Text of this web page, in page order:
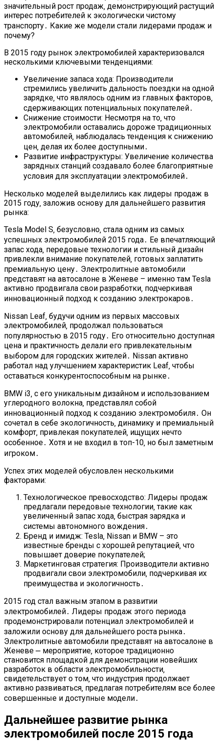
значительный рост продаж‚ демонстрирующий растущий
интерес потребителей к экологически чистому
транспорту․ Какие же модели стали лидерами продаж и
почему?
В 2015 году рынок электромобилей характеризовался
несколькими ключевыми тенденциями:
Увеличение запаса хода: Производители
стремились увеличить дальность поездки на одной
зарядке‚ что являлось одним из главных факторов‚
сдерживающих потенциальных покупателей․
Снижение стоимости: Несмотря на то‚ что
электромобили оставались дороже традиционных
автомобилей‚ наблюдалась тенденция к снижению
цен‚ делая их более доступными․
Развитие инфраструктуры: Увеличение количества
зарядных станций создавало более благоприятные
условия для эксплуатации электромобилей․
Несколько моделей выделились как лидеры продаж в
2015 году‚ заложив основу для дальнейшего развития
рынка:
Tesla Model S‚ безусловно‚ стала одним из самых
успешных электромобилей 2015 года․ Ее впечатляющий
запас хода‚ передовые технологии и стильный дизайн
привлекли внимание покупателей‚ готовых заплатить
премиальную цену․ Электролитные автомобили
представят на автосалоне в Женеве – именно там Tesla
активно продвигала свои разработки‚ подчеркивая
инновационный подход к созданию электрокаров․
Nissan Leaf‚ будучи одним из первых массовых
электромобилей‚ продолжал пользоваться
популярностью в 2015 году․ Его относительно доступная
цена и практичность делали его привлекательным
выбором для городских жителей․ Nissan активно
работал над улучшением характеристик Leaf‚ чтобы
оставаться конкурентоспособным на рынке․
BMW i3‚ с его уникальным дизайном и использованием
углеродного волокна‚ представлял собой
инновационный подход к созданию электромобиля․ Он
сочетал в себе экологичность‚ динамику и премиальный
комфорт‚ привлекая покупателей‚ ищущих нечто
особенное․ Хотя и не входил в топ-10‚ но был заметным
игроком․
Успех этих моделей обусловлен несколькими
факторами:
Технологическое превосходство: Лидеры продаж
предлагали передовые технологии‚ такие как
увеличенный запас хода‚ быстрая зарядка и
системы автономного вождения․
Бренд и имидж: Tesla‚ Nissan и BMW – это
известные бренды с хорошей репутацией‚ что
повышает доверие покупателей;
Маркетинговая стратегия: Производители активно
продвигали свои электромобили‚ подчеркивая их
преимущества и экологичность․
2015 год стал важным этапом в развитии
электромобилей․ Лидеры продаж этого периода
продемонстрировали потенциал электромобилей и
заложили основу для дальнейшего роста рынка․
Электролитные автомобили представят на автосалоне в
Женеве ⎼ мероприятие‚ которое традиционно
становится площадкой для демонстрации новейших
разработок в области электромобильности‚
свидетельствует о том‚ что индустрия продолжает
активно развиваться‚ предлагая потребителям все более
совершенные и доступные модели․
Дальнейшее развитие рынка
электромобилей после 2015 года